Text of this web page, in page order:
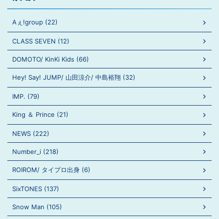
Aぇ!group (22)
CLASS SEVEN (12)
DOMOTO/ KinKi Kids (66)
Hey! Say! JUMP/ 山田涼介/ 中島裕翔 (32)
IMP. (79)
King ＆ Prince (21)
NEWS (222)
Number_i (218)
ROIROM/ タイプロ出身 (6)
SixTONES (137)
Snow Man (105)